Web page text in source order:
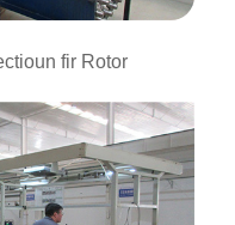
fir Rotor